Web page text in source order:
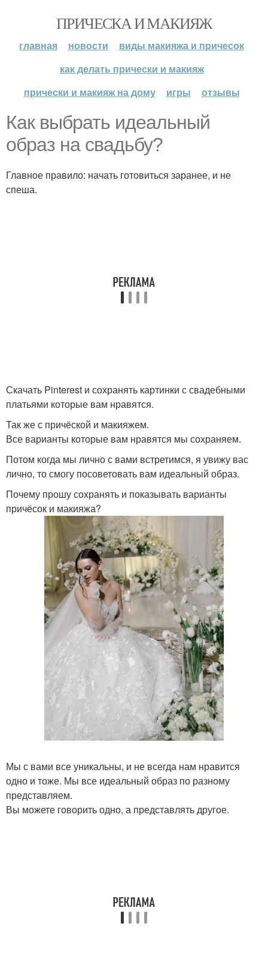
ПРИЧЕСКА И МАКИЯЖ
главная новости
виды макияжа и причесок
как делать прически и макияж
прически и макияж на дому
игры отзывы
Как выбрать идеальный
образ на свадьбу?
Главное правило: начать готовиться заранее, и не
спеша.
Скачать Pinterest и сохранять картинки с свадебными
платьями которые вам нравятся.
Так же с причёской и макияжем.
Все варианты которые вам нравятся мы сохраняем.
Потом когда мы лично с вами встретимся, я увижу вас
лично, то смогу посоветовать вам идеальный образ.
Почему прошу сохранять и показывать варианты
причёсок и макияжа?
Мы с вами все уникальны, и не всегда нам нравится
одно и тоже. Мы все идеальный образ по разному
представляем.
Вы можете говорить одно, а представлять другое.